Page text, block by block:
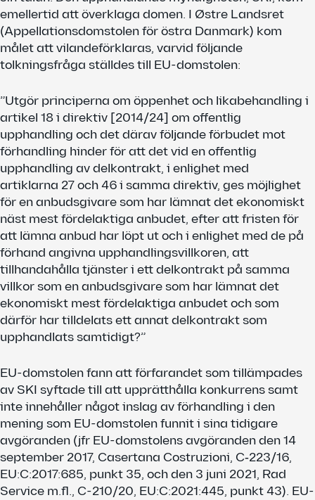
emellertid att överklaga domen. I Østre Landsret
(Appellationsdomstolen för östra Danmark) kom
målet att vilandeförklaras, varvid följande
tolkningsfråga ställdes till EU-domstolen:
”Utgör principerna om öppenhet och likabehandling i
artikel 18 i direktiv [2014/24] om offentlig
upphandling och det därav följande förbudet mot
förhandling hinder för att det vid en offentlig
upphandling av delkontrakt, i enlighet med
artiklarna 27 och 46 i samma direktiv, ges möjlighet
för en anbudsgivare som har lämnat det ekonomiskt
näst mest fördelaktiga anbudet, efter att fristen för
att lämna anbud har löpt ut och i enlighet med de på
förhand angivna upphandlingsvillkoren, att
tillhandahålla tjänster i ett delkontrakt på samma
villkor som en anbudsgivare som har lämnat det
ekonomiskt mest fördelaktiga anbudet och som
därför har tilldelats ett annat delkontrakt som
upphandlats samtidigt?”
EU-domstolen fann att förfarandet som tillämpades
av SKI syftade till att upprätthålla konkurrens samt
inte innehåller något inslag av förhandling i den
mening som EU-domstolen funnit i sina tidigare
avgöranden (jfr EU-domstolens avgöranden den 14
september 2017, Casertana Costruzioni, C‑223/16,
EU:C:2017:685, punkt 35, och den 3 juni 2021, Rad
Service m.fl., C-210/20, EU:C:2021:445, punkt 43). EU-